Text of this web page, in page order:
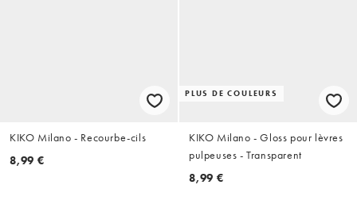
KIKO Milano - Recourbe-cils
8,99 €
PLUS DE COULEURS
KIKO Milano - Gloss pour lèvres
pulpeuses - Transparent
8,99 €